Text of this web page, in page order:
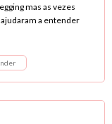
mas as vezes
a entender